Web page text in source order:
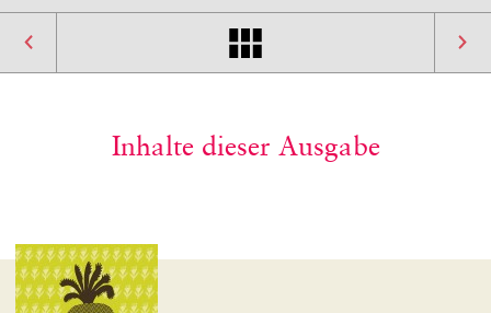
Inhalte dieser Ausgabe